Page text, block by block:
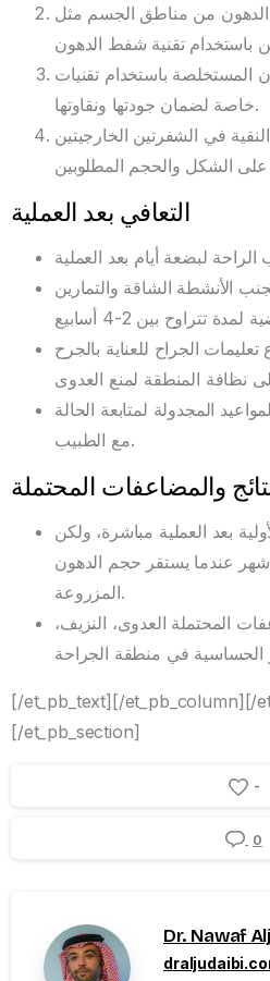
من مناطق الجسم مثل
المستخلصة باستخدام تقنيات
خاصة لضمان جودتها ونقاوتها.
في الشفرتين الخارجيتين
التعافي بعد العملية
الأنشطة الشاقة والتمارين
تعليمات الجراح للعناية بالجرح
المجدولة لمتابعة الحالة
مع الطبيب.
والمضاعفات المحتملة
بعد العملية مباشرة، ولكن
أشهر عندما يستقر حجم الدهون
المزروعة.
المحتملة العدوى، النزيف،
[/et_pb_text][/et_pb_column][/
[/et_pb_section]
-
0
Dr. Nawaf